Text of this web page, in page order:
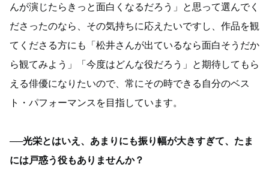
んが演じたらきっと面白くなるだろう」と思って選んでく
ださったのなら、その気持ちに応えたいですし、作品を観
てくださる方にも「松井さんが出ているなら面白そうだか
ら観てみよう」「今度はどんな役だろう」と期待してもら
える俳優になりたいので、常にその時できる自分のベス
ト・パフォーマンスを目指しています。
──光栄とはいえ、あまりにも振り幅が大きすぎて、たま
には戸惑う役もありませんか？